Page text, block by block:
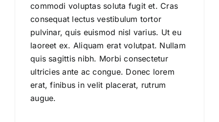
commodi voluptas soluta fugit et. Cras
consequat lectus vestibulum tortor
pulvinar, quis euismod nisl varius. Ut eu
laoreet ex. Aliquam erat volutpat. Nullam
quis sagittis nibh. Morbi consectetur
ultricies ante ac congue. Donec lorem
erat, finibus in velit placerat, rutrum
augue.